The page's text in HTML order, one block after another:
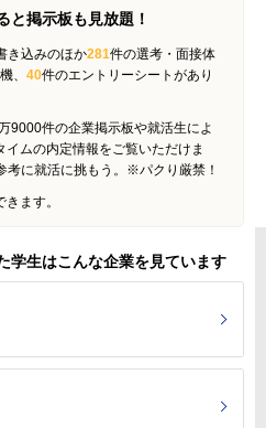
と掲示板も見放題！
き込みのほか281件の選考・面接体
、 40件のエントリーシートがあり
9000件の企業掲示板や就活生によ
ムの内定情報をご覧いただけま
考に就活に挑もう。※パクり厳禁！
ます。
学生はこんな企業を見ています